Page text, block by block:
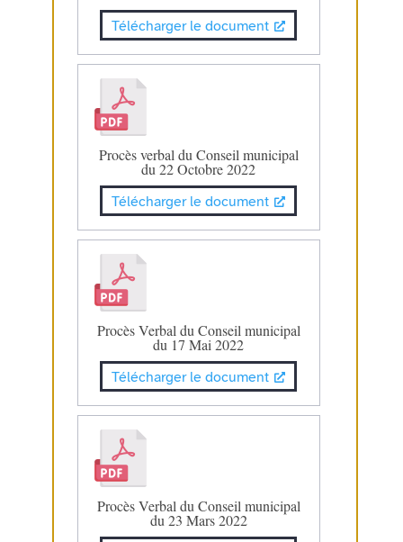
Télécharger le document
Procès verbal du Conseil municipal
du 22 Octobre 2022
Télécharger le document
Procès Verbal du Conseil municipal
du 17 Mai 2022
Télécharger le document
Procès Verbal du Conseil municipal
du 23 Mars 2022